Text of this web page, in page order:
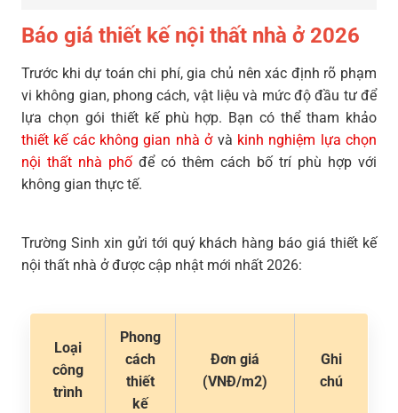
Báo giá thiết kế nội thất nhà ở 2026
Trước khi dự toán chi phí, gia chủ nên xác định rõ phạm
vi không gian, phong cách, vật liệu và mức độ đầu tư để
lựa chọn gói thiết kế phù hợp. Bạn có thể tham khảo
thiết kế các không gian nhà ởvà kinh nghiệm lựa chọn
nội thất nhà phốđể có thêm cách bố trí phù hợp với
không gian thực tế.
Trường Sinh xin gửi tới quý khách hàng báo giá thiết kế
nội thất nhà ở được cập nhật mới nhất 2026:
Loại
công
trình
Phong
cách
thiết
kế
Đơn giá
(VNĐ/m2)
Ghi
chú